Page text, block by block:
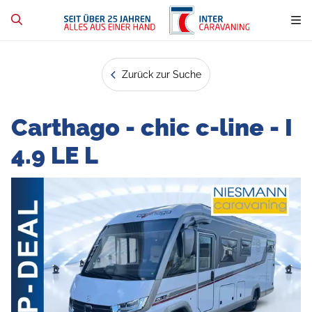
Zurück zur Suche
Carthago - chic c-line - I
4.9 LE L